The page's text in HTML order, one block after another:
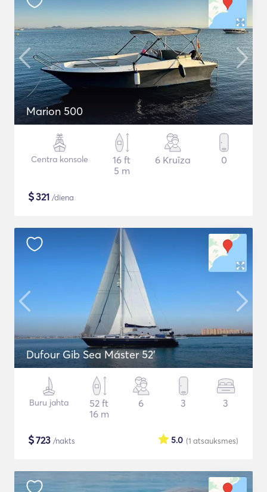
Marion 500
Centra konsole
16 ft
5 m
6 Kruīza 0
$321 /diena
Dufour Gib Sea Máster 52’
Buru jahta
52 ft
16 m
6 3 3
$723 /nakts (1 atsauksmes)
5.0